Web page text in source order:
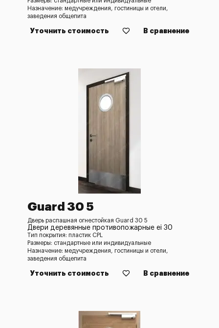
Назначение: медучреждения, гостиницы и отели,
заведения общепита
Уточнить стоимость В сравнение
Guard 30 5
Дверь распашная огнестойкая Guard 30 5
Двери деревянные противопожарные ei 30
Тип покрытия: пластик CPL
Размеры: стандартные или индивидуальные
Назначение: медучреждения, гостиницы и отели,
заведения общепита
Уточнить стоимость В сравнение